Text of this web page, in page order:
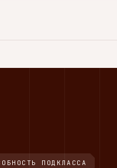
ПОДКЛАССА